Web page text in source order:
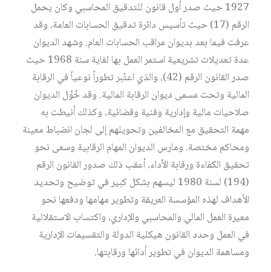
1927 حيث صدر أول قانون للتدقيق المحاسبي وكان يحمل
الرقم (17) حيث تأسيس دائرة تدقيق الحسابات العامة، وقد
عرفت فيما بعد بديوان مراقب الحسابات العام. وشهد الديوان
عدة تعديلات تشريعية استمر العمل بها لغاية سنة 1968 حيث
صدر القانون الرقم (42)، والذي اعتُبر تطوراً نوعياً في الرقابة
المالية وتحت مسمى ديوان الرقابة المالية. وقد خُوِّل الديوان
صلاحيات مالية وإدارية وفنية وقضائية، وكذلك أنيطت به
مهمة التحقيق مع المخالفين وتحويلهم إلى لجان انضباط معينة
ومحاكم مختصة. ومارس الديوان المهام الرقابية وسعى نحو
تحقيق الكفاءة ورقابة الأداء، أعقب ذلك صدور القانون الرقم
(194) لسنة 1980 ليسهم بشكل كبير في توضيح وتحديد
الأهداف لهذه المؤسسة العريقة وتطوير مهامها ودفعها نحو
معيرة العمل المالي والمحاسبي والإداري، واكتساب الاستقلالية
في العمل وحدد القانون هيكلية الدولة والتقسيمات الإدارية
ومساهمة الديوان في تطوير أدائها ورقابتها.